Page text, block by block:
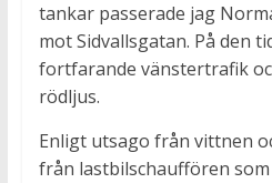
tankar passerade jag
mot Sidvallsgatan. På den
fortfarande vänstertrafik
rödljus.
Enligt utsago från vittnen
från lastbilschauffören